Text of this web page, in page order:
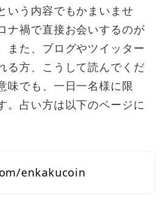
いう内容でもかまいませ
ナ禍で直接お会いするのが
また、ブログやツイッター
る方、こうして読んでくだ
味でも、一日一名様に限
。占い方は以下のページに
enkakucoin